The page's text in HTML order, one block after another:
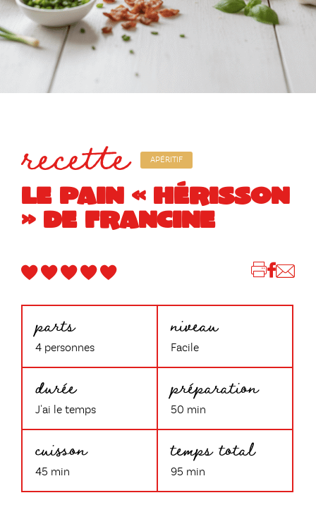
recette APÉRITIF
LE PAIN « HÉRISSON
» DE FRANCINE
parts
4 personnes
niveau
Facile
durée
J'ai le temps
préparation
50 min
cuisson
45 min
temps total
95 min